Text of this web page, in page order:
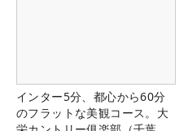
インター5分、都心から60分
のフラットな美観コース。大